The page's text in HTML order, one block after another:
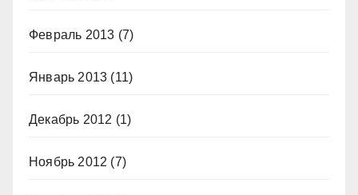
Февраль 2013 (7)
Январь 2013 (11)
Декабрь 2012 (1)
Ноябрь 2012 (7)